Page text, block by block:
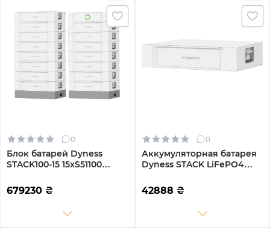
0
Блок батарей Dyness
STACK100-15 15xS51100
100AhLiFePO4 SBDU100
(STACK100-15-76.8kW)
679230 ₴
0
Аккумуляторная батарея
Dyness STACK LiFePO4
5.12kWh с обогревом без
BMS (S51100-H)
42888 ₴